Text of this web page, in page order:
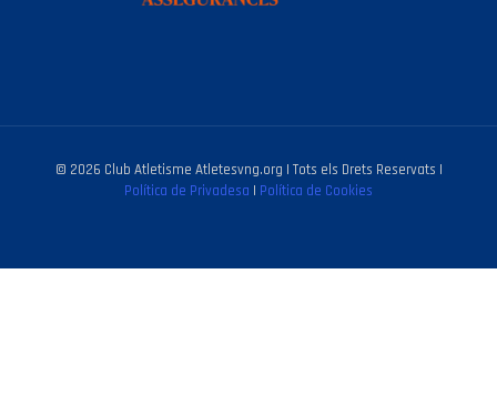
© 2026 Club Atletisme Atletesvng.org | Tots els Drets Reservats |
Política de Privadesa | Política de Cookies